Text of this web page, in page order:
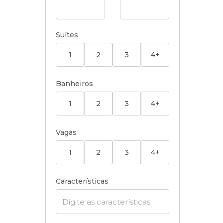
Suítes
1 2 3 4+
Banheiros
1 2 3 4+
Vagas
1 2 3 4+
Características